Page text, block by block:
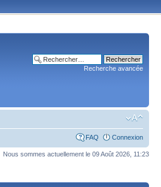
Recherche avancée
FAQ Connexion
Nous sommes actuellement le 09 Août 2026, 11:23